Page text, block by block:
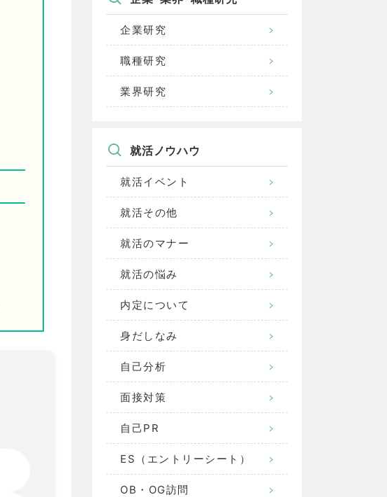
企業研究
職種研究
業界研究
就活ノウハウ
就活イベント
就活その他
就活のマナー
就活の悩み
内定について
身だしなみ
自己分析
面接対策
自己PR
ES（エントリーシート）
OB・OG訪問